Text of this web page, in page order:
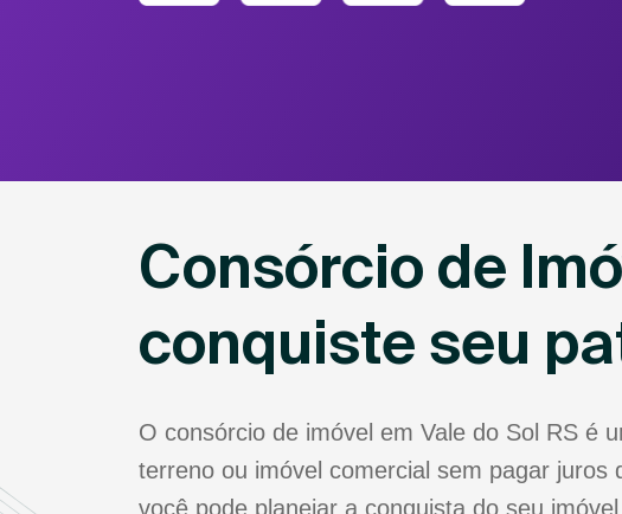
Consórcio de
conquiste seu
O consórcio de imóvel em Vale do Sol RS é
terreno ou imóvel comercial sem pagar
você pode planejar a conquista do seu